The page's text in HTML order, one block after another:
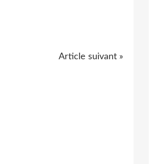
Article suivant »